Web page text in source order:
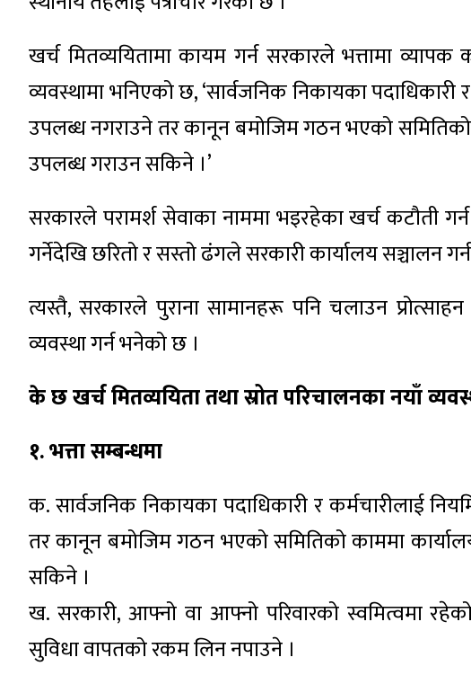
खर्च मितव्ययितामा कायम गर्न सरकारले भत्तामा
व्यवस्थामा भनिएको छ, ‘सार्वजनिक निकायका
उपलब्ध नगराउने तर कानून बमोजिम गठन भएको
उपलब्ध गराउन सकिने ।’
सरकारले परामर्श सेवाका नाममा भइरहेका खर्च कटौती
गर्नेदेखि छरितो र सस्तो ढंगले सरकारी कार्यालय सञ्चालन
त्यस्तै, सरकारले पुराना सामानहरू पनि चलाउन
व्यवस्था गर्न भनेको छ ।
के छ खर्च मितव्ययिता तथा स्रोत परिचालनका नयाँ
१. भत्ता सम्बन्धमा
क. सार्वजनिक निकायका पदाधिकारी र कर्मचारीलाई
तर कानून बमोजिम गठन भएको समितिको काममा
सकिने ।
ख. सरकारी, आफ्नो वा आफ्नो परिवारको स्वमित्वमा
सुविधा वापतको रकम लिन नपाउने ।